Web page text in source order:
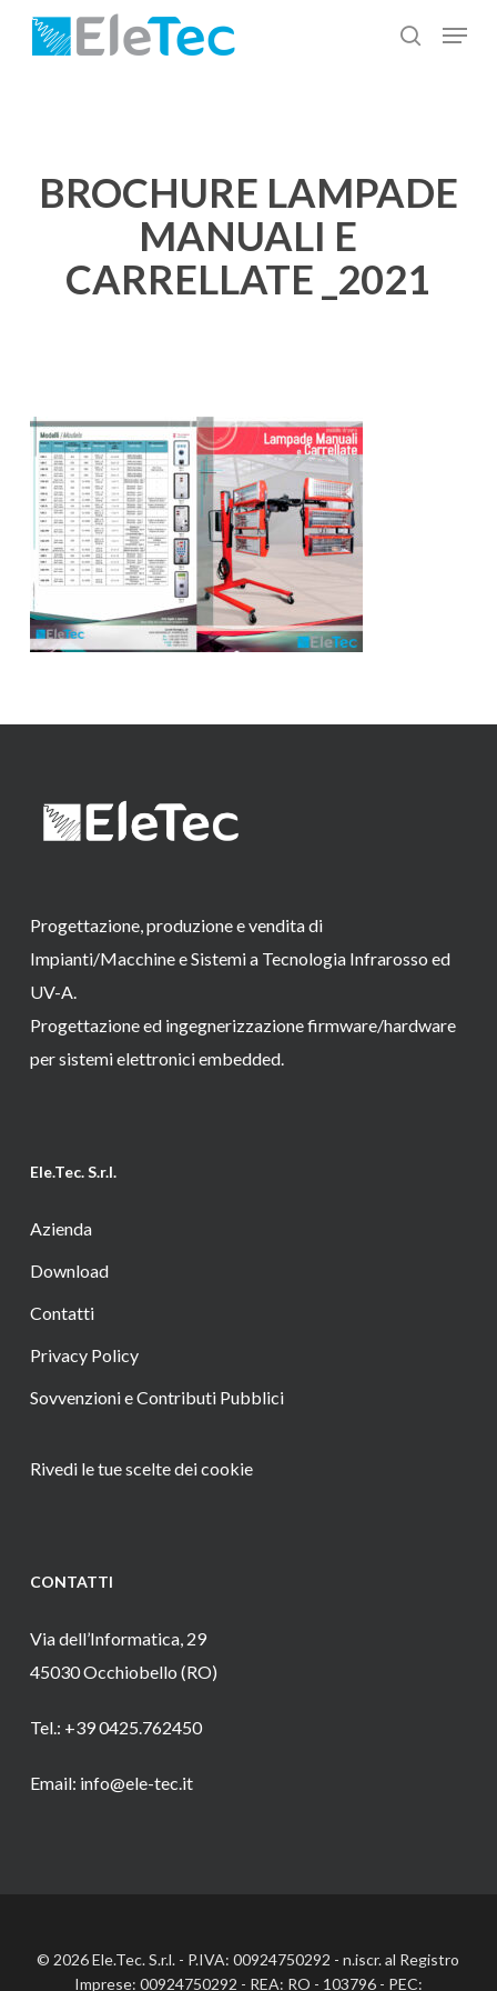
Salta
cerca
Menu
BROCHURE LAMPADE
MANUALI E
CARRELLATE _2021
Progettazione, produzione e vendita di
Impianti/Macchine e Sistemi a Tecnologia Infrarosso ed
UV-A.
Progettazione ed ingegnerizzazione firmware/hardware
per sistemi elettronici embedded.
Ele.Tec. S.r.l.
Azienda
Download
Contatti
Privacy Policy
Sovvenzioni e Contributi Pubblici
Rivedi le tue scelte dei cookie
CONTATTI
Via dell’Informatica, 29
45030 Occhiobello (RO)
Tel.: +39 0425.762450
Email: info@ele-tec.it
© 2026 Ele.Tec. S.r.l. - P.IVA: 00924750292 - n.iscr. al Registro
Imprese: 00924750292 - REA: RO - 103796 - PEC: